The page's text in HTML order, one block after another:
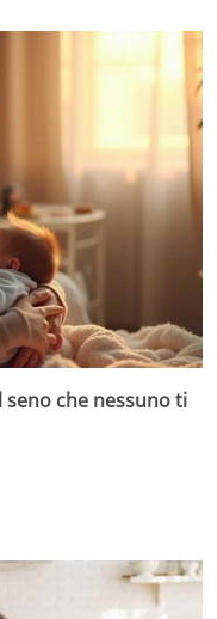
seno che nessuno ti